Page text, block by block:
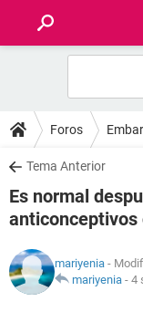
FOROS
SALUD
FAMILIA
NUTRICIÓN
Foros
Tema Anterior
Es normal
anticonceptivos
mariyenia -
mariyenia - 4